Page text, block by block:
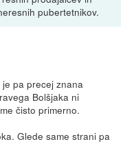
pubertetnikov.
pa precej znana
Bolšjaka ni
čisto primerno.
Glede same strani pa